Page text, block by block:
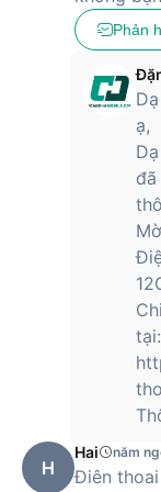
Về pin, Galaxy
lên đến 4.900
chơi game, lướt
cả ngày. Đây là
dùng luôn cần
Samsung
chất lượng
Camera chính
Chính hãng có
khả năng chụp
lại từng khoảnh
flash tích hợp
ảnh trong điều
lung linh và rõ
Camera trước của
nhu cầu selfie của
Phản
ạ,
tại:
H
Hai năm
Điên